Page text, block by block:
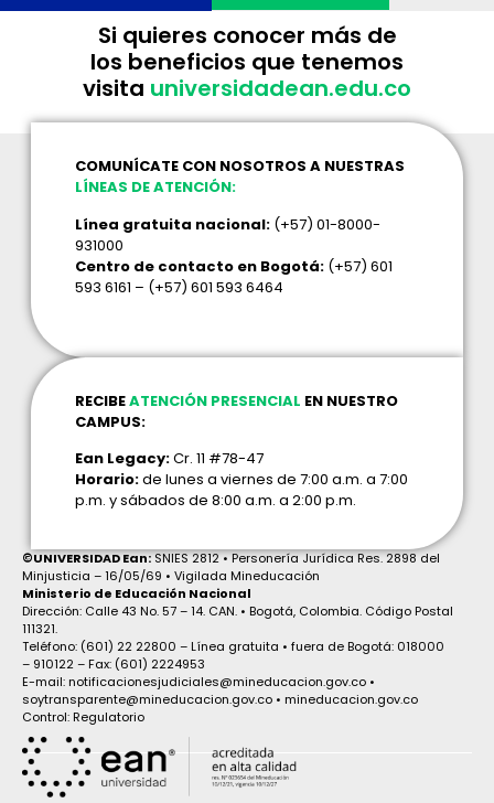
Si quieres conocer más de
los beneficios que tenemos
visita universidadean.edu.co
COMUNÍCATE CON NOSOTROS A NUESTRAS
LÍNEAS DE ATENCIÓN:
Línea gratuita nacional: (+57) 01-8000-
931000
Centro de contacto en Bogotá: (+57) 601
593 6161 – (+57) 601 593 6464
RECIBEATENCIÓN PRESENCIAL EN NUESTRO
CAMPUS:
Ean Legacy:Cr. 11 #78-47
Horario:de lunes a viernes de 7:00 a.m. a 7:00
p.m. y sábados de 8:00 a.m. a 2:00 p.m.
©UNIVERSIDAD Ean:SNIES 2812 • Personería Jurídica Res. 2898 del
Minjusticia – 16/05/69 • Vigilada Mineducación
Ministerio de Educación Nacional
Dirección: Calle 43 No. 57 – 14. CAN. • Bogotá, Colombia. Código Postal
111321.
Teléfono: (601) 22 22800 – Línea gratuita • fuera de Bogotá: 018000
– 910122 – Fax: (601) 2224953
E-mail: notificacionesjudiciales@mineducacion.gov.co •
soytransparente@mineducacion.gov.co • mineducacion.gov.co
Control: Regulatorio